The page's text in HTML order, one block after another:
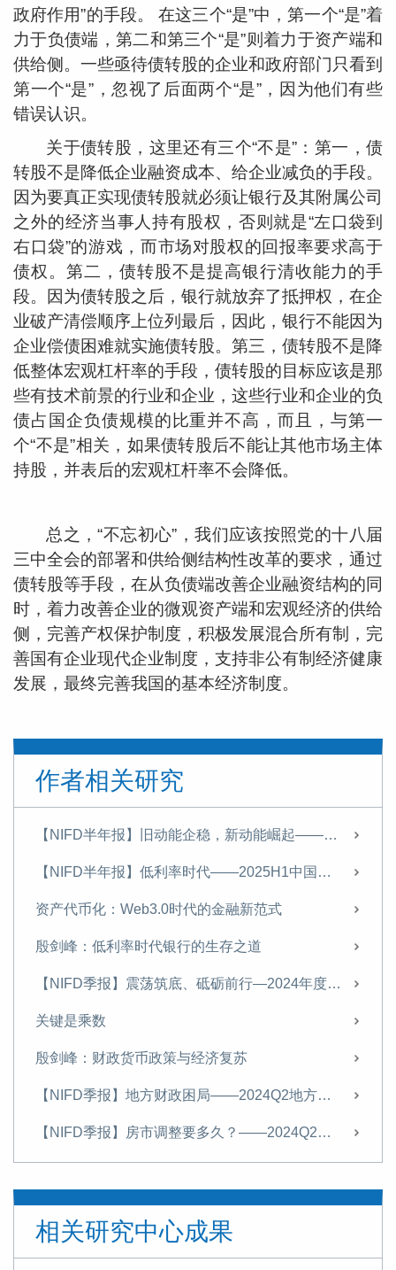
政府作用”的手段。 在这三个“是”中，第一个“是”着
力于负债端，第二和第三个“是”则着力于资产端和
供给侧。一些亟待债转股的企业和政府部门只看到
第一个“是”，忽视了后面两个“是”，因为他们有些
错误认识。
关于债转股，这里还有三个“不是”：第一，债
转股不是降低企业融资成本、给企业减负的手段。
因为要真正实现债转股就必须让银行及其附属公司
之外的经济当事人持有股权，否则就是“左口袋到
右口袋”的游戏，而市场对股权的回报率要求高于
债权。第二，债转股不是提高银行清收能力的手
段。因为债转股之后，银行就放弃了抵押权，在企
业破产清偿顺序上位列最后，因此，银行不能因为
企业偿债困难就实施债转股。第三，债转股不是降
低整体宏观杠杆率的手段，债转股的目标应该是那
些有技术前景的行业和企业，这些行业和企业的负
债占国企负债规模的比重并不高，而且，与第一
个“不是”相关，如果债转股后不能让其他市场主体
持股，并表后的宏观杠杆率不会降低。
总之，“不忘初心”，我们应该按照党的十八届
三中全会的部署和供给侧结构性改革的要求，通过
债转股等手段，在从负债端改善企业融资结构的同
时，着力改善企业的微观资产端和宏观经济的供给
侧，完善产权保护制度，积极发展混合所有制，完
善国有企业现代企业制度，支持非公有制经济健康
发展，最终完善我国的基本经济制度。
作者相关研究
【NIFD半年报】旧动能企稳，新动能崛起————2025年宏观形势分析与2026年展望
【NIFD半年报】低利率时代——2025H1中国宏观金融
资产代币化：Web3.0时代的金融新范式
殷剑峰：低利率时代银行的生存之道
【NIFD季报】震荡筑底、砥砺前行—2024年度中国宏观金融
关键是乘数
殷剑峰：财政货币政策与经济复苏
【NIFD季报】地方财政困局——2024Q2地方区域财政
【NIFD季报】房市调整要多久？——2024Q2中国宏观金融
【NIFD季报】中央稳基建，地方财政活力有待激励——2024Q1地方区域财政
相关研究中心成果